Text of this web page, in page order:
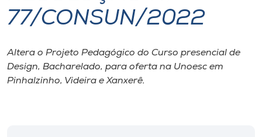
I.nova
Diplomados
77/CONSUN/2022
Altera o Projeto Pedagógico do Curso presencial de
Design, Bacharelado, para oferta na Unoesc em
Pinhalzinho, Videira e Xanxerê.